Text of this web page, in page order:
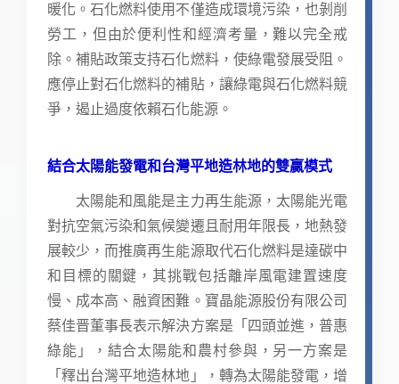
暖化。石化燃料使用不僅造成環境污染，也剝削
勞工，但由於便利性和經濟考量，難以完全戒
除。補貼政策支持石化燃料，使綠電發展受阻。
應停止對石化燃料的補貼，讓綠電與石化燃料競
爭，遏止過度依賴石化能源。
結合太陽能發電和台灣平地造林地的雙贏模式
太陽能和風能是主力再生能源，太陽能光電
對抗空氣污染和氣候變遷且耐用年限長，地熱發
展較少，而推廣再生能源取代石化燃料是達碳中
和目標的關鍵，其挑戰包括離岸風電建置速度
慢、成本高、融資困難。寶晶能源股份有限公司
蔡佳晋董事長表示解決方案是「四頭並進，普惠
綠能」，結合太陽能和農村參與，另一方案是
「釋出台灣平地造林地」，轉為太陽能發電，增